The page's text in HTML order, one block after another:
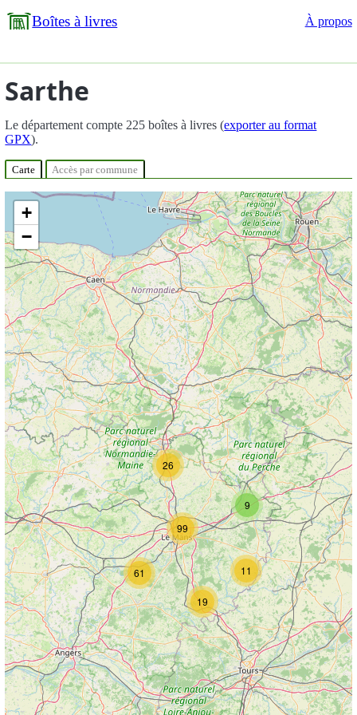
Boîtes à livres À propos
Sarthe
Le département compte 225 boîtes à livres (exporter au format
GPX).
Carte Accès par commune
9
11
19
26
61
99
+
−